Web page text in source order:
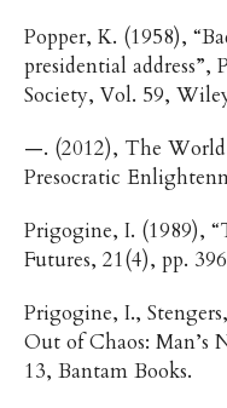
Popper, K. (1958),
presidential
Society, Vol. 59,
—. (2012), The World
Presocratic
Prigogine, I. (1989),
Futures, 21(4), pp.
Prigogine, I.,
Out of Chaos:
13, Bantam Books.